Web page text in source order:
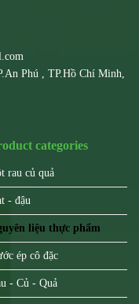
Phú , TP.Hồ Chí Minh,
categories
rau củ quả
- đậu
liệu thực phẩm
ép cô đặc
- Củ - Quả